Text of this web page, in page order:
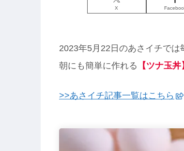
X
2023年5月22日のあさイチで
朝にも簡単に作れる 【ツナ玉
>>あさイチ記事一覧はこちら